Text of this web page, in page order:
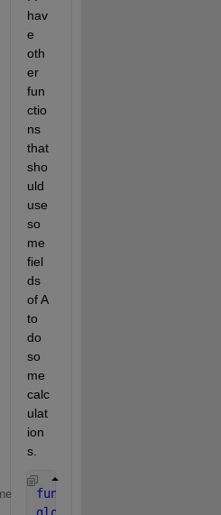
hav
e
oth
er
fun
ctio
ns
that
sho
uld
use
so
me
fiel
ds
of A
to
do
so
me
calc
ulat
ion
s.
function